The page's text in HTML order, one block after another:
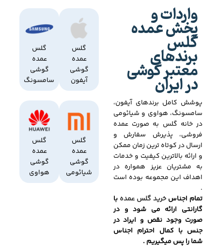
واردات و
پخش عمده
گلس
برندهای
معتبر گوشی
در ایران
پوشش کامل برندهای آیفون،
سامسونگ، هواوی و شیائومی
در خانه گلس به صورت عمده
فروشی، پذیرش سفارش و
ارسال در کوتاه ترین زمان ممکن
و ارائه بالاترین کیفیت و خدمات
به مشتریان عزیز همواره در
اهداف این مجموعه بوده است
.
تمام اجناسخرید گلس عمده با
گارانتی ارائه می شود و در
صورت وجود نقص و ایراد در
جنس با کمال احترام اجناس
شما را پس میگیریم .
گلس
عمده
گوشی
آیفون
گلس
عمده
گوشی
سامسونگ
گلس
عمده
گوشی
شیائومی
گلس
عمده
گوشی
هواوی